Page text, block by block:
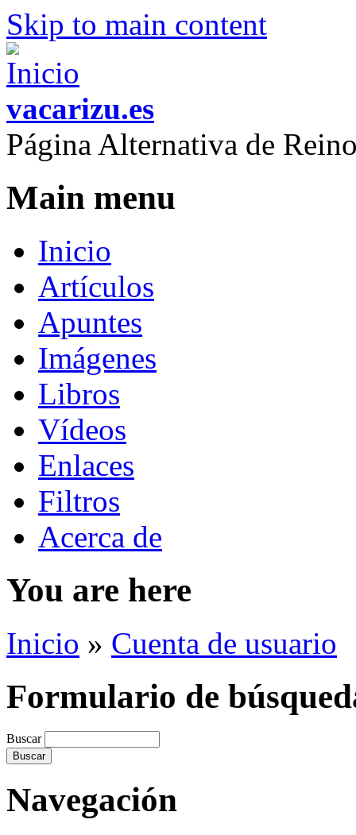
Skip to main content
vacarizu.es
Página Alternativa de
Main menu
Inicio
Artículos
Apuntes
Imágenes
Libros
Vídeos
Enlaces
Filtros
Acerca de
You are here
Inicio » Cuenta de usuario
Formulario de
Buscar
Navegación